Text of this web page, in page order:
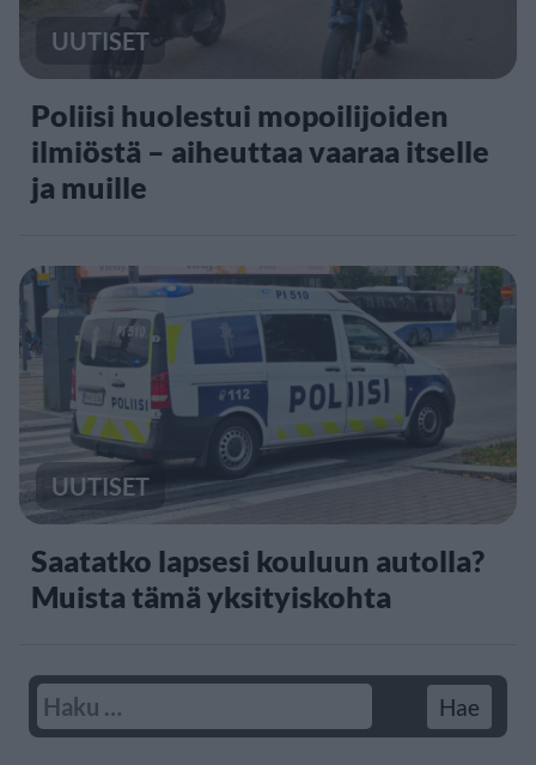
UUTISET
Poliisi huolestui mopoilijoiden
ilmiöstä – aiheuttaa vaaraa itselle
ja muille
UUTISET
Saatatko lapsesi kouluun autolla?
Muista tämä yksityiskohta